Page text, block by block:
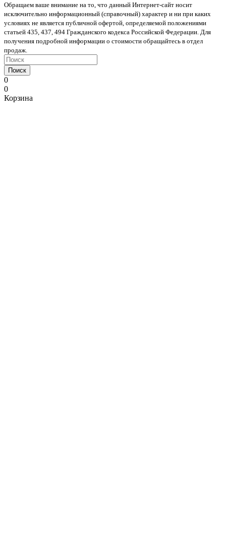
Обращаем ваше внимание на то, что данный Интернет-сайт носит
исключительно информационный (справочный) характер и ни при каких
условиях не является публичной офертой, определяемой положениями
статьей 435, 437, 494 Гражданского кодекса Российской Федерации. Для
получения подробной информации о стоимости обращайтесь в отдел
продаж.
Поиск
0
0
Корзина